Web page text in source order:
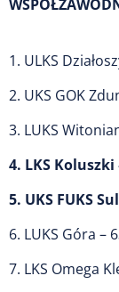
1. ULKS
2. UKS GOK
3. LUKS
4. LKS
5. UKS FUKS
6. LUKS Góra –
7. LKS Omega